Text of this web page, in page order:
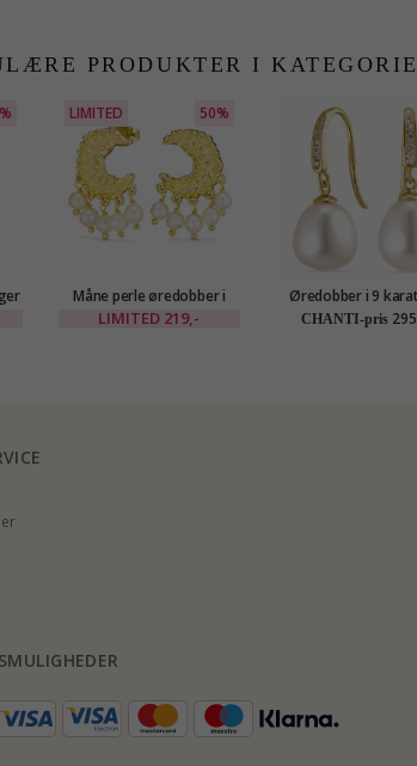
PRODUKTER I
LIMITED 50%
Måne perle øredobber i
forgylt messing - Eliné
LIMITED 219,-
Øredobber i 9
med zirkon -
Collection
CHANTI-pris